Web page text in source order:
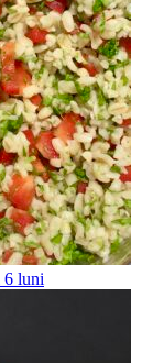
6 luni